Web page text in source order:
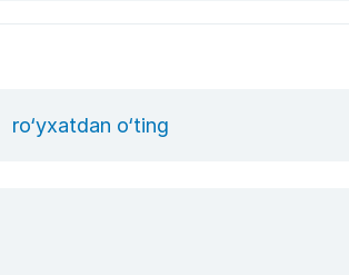
ro‘yxatdan o‘ting